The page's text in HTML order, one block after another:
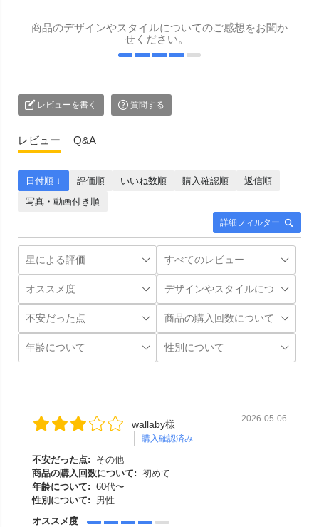
商品のデザインやスタイルについてのご感想をお聞か
せください。
レビューを書く 質問する
レビュー Q&A
詳細フィルター
日付順 ↓ 評価順 いいね数順 購入確認順
返信順
写真・動画付き順
wallaby様
購入確認済み
2026-05-06
不安だった点:
その他
商品の購入回数について: 初めて
年齢について: 60代〜
性別について:
男性
オススメ度